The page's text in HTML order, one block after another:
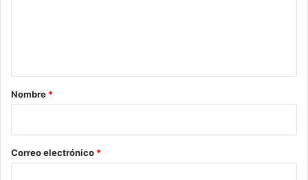
r
*
Nombre *
Correo electrónico *